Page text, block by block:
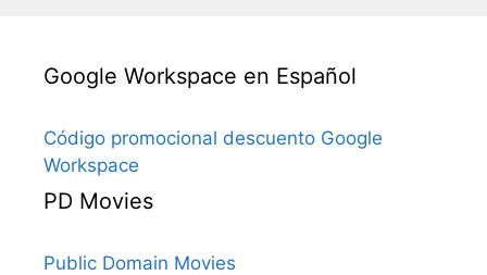
Google Workspace en Español
Código promocional descuento Google
Workspace
PD Movies
Public Domain Movies